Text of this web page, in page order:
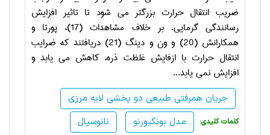
ضریب انتقال حرارت بزرگتر می شود تا تاثیر افزایش
رسانندگی گرمایی. بر خلاف مشاهدات (17)، پورتا و
همکارانش (20) و ون و دینگ (21) دریافتند که ضرایب
انتقال حرارت با ازفایش غلظت ذره، کاهش می یابد و
افزایش نمی یابد...
جریان همرفتی طبیعی دو پخشی لایه مرزی
نانوسیال
مدل بونگیورنو :کلمات کلیدی